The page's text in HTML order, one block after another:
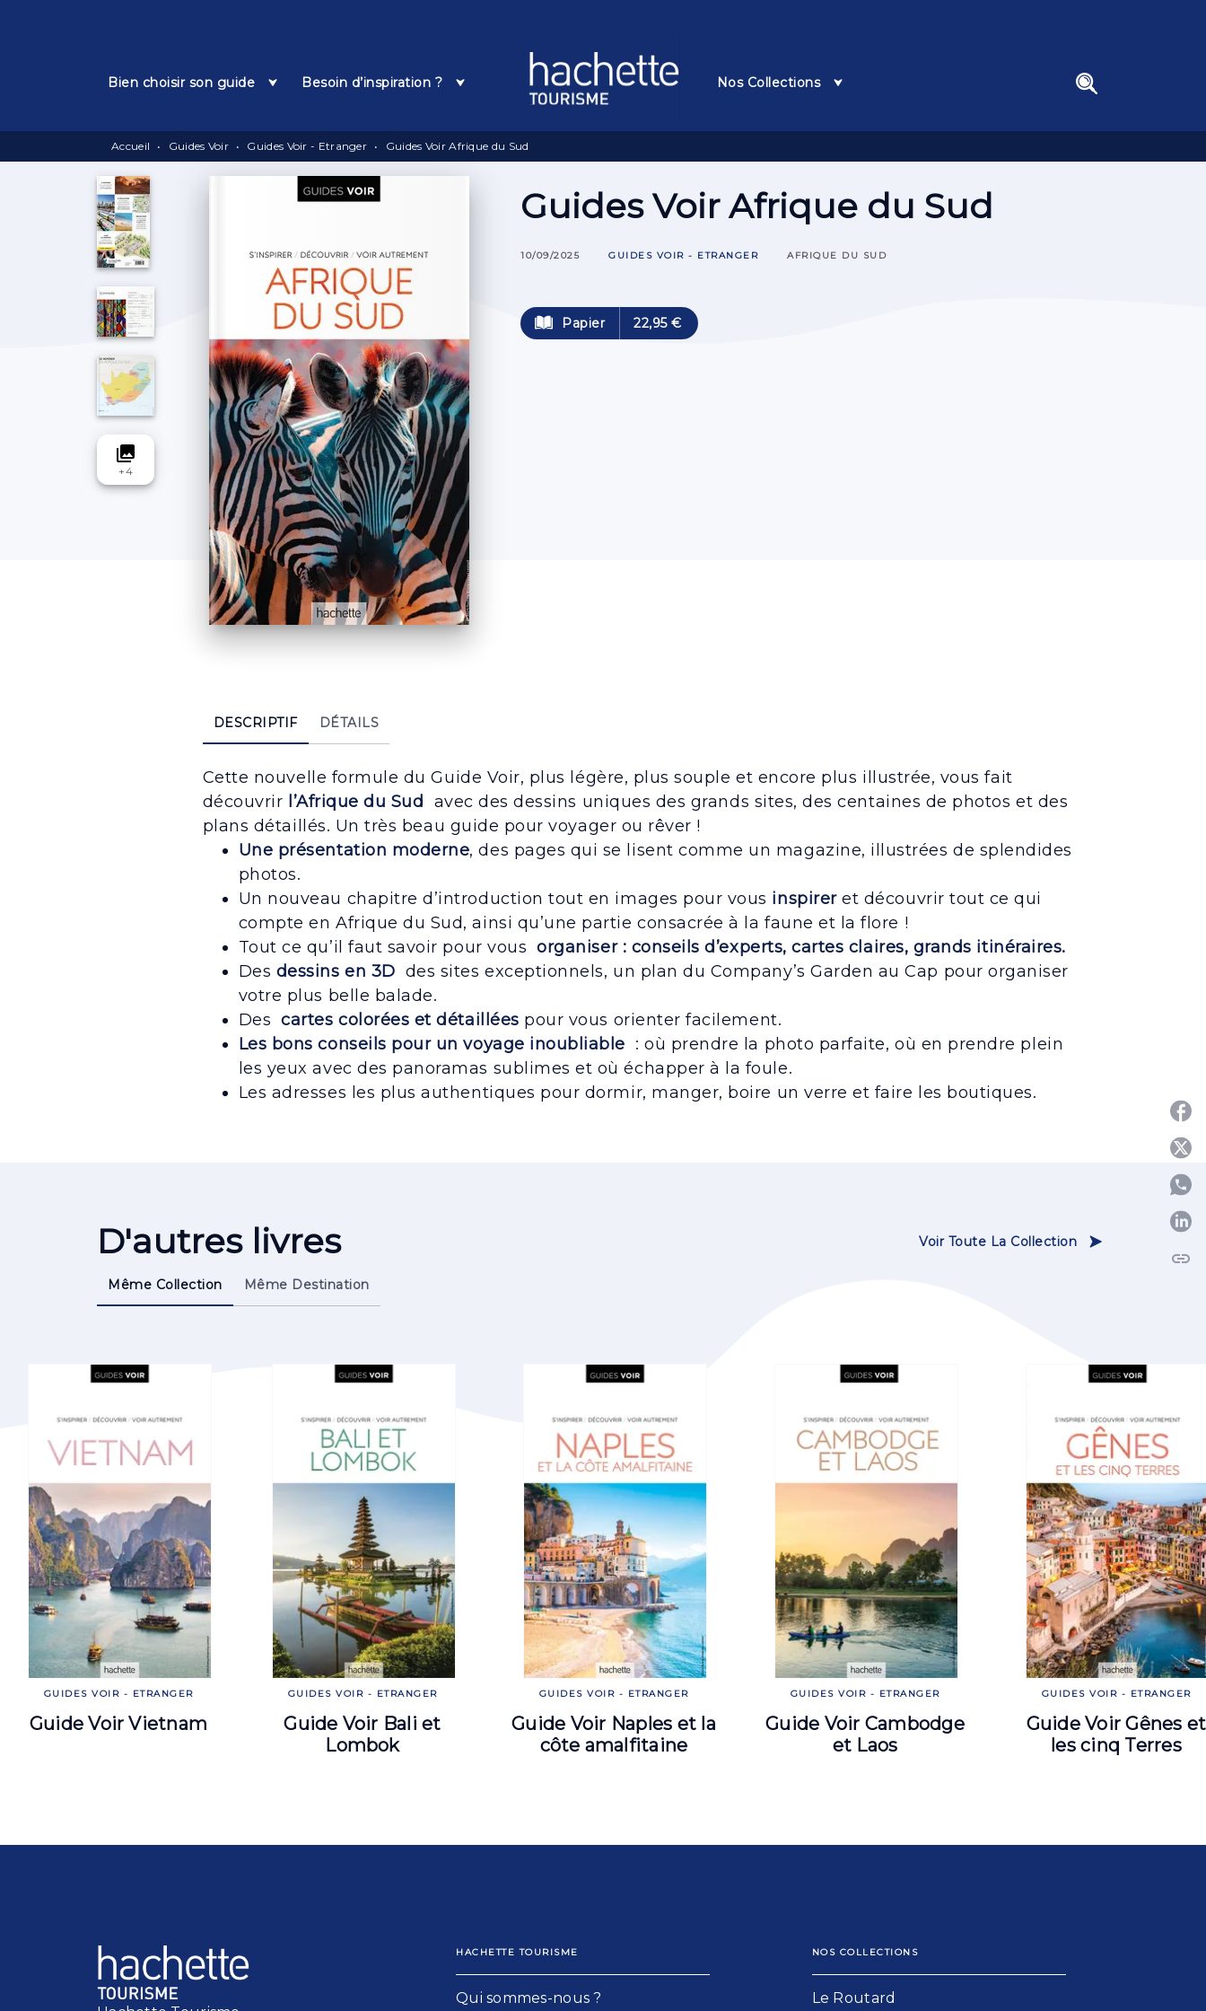
Bien choisir son guide Besoin d’inspiration ? Nos Collections search
Accueil • Guides Voir • Guides Voir - Etranger • Guides Voir Afrique du Sud
Guides Voir Afrique du Sud
10/09/2025 GUIDES VOIR - ETRANGER AFRIQUE DU SUD
Papier 22,95 €
collections
+4
DESCRIPTIF DÉTAILS
Cette nouvelle formule du Guide Voir, plus légère, plus souple et encore plus illustrée, vous fait
découvrir l’Afrique du Sud avec des dessins uniques des grands sites, des centaines de photos et des
plans détaillés. Un très beau guide pour voyager ou rêver !
Une présentation moderne, des pages qui se lisent comme un magazine, illustrées de splendides
photos.
Un nouveau chapitre d’introduction tout en images pour vous inspireret découvrir tout ce qui
compte en Afrique du Sud, ainsi qu’une partie consacrée à la faune et la flore !
Tout ce qu’il faut savoir pour vousorganiser : conseils d’experts, cartes claires, grands itinéraires.
Des dessins en 3D des sites exceptionnels, un plan du Company’s Garden au Cap pour organiser
votre plus belle balade.
Descartes colorées et détaillées pour vous orienter facilement.
Les bons conseils pour un voyage inoubliable : où prendre la photo parfaite, où en prendre plein
les yeux avec des panoramas sublimes et où échapper à la foule.
Les adresses les plus authentiques pour dormir, manger, boire un verre et faire les boutiques.
D'autres livres Voir Toute La Collection
Même Collection Même Destination
GUIDES VOIR - ETRANGER
Guide Voir Vietnam
GUIDES VOIR - ETRANGER
Guide Voir Bali et
Lombok
GUIDES VOIR - ETRANGER
Guide Voir Naples et la
côte amalfitaine
GUIDES VOIR - ETRANGER
Guide Voir Cambodge
et Laos
GUIDES VOIR - ETRANGER
Guide Voir Gênes et
les cinq Terres
link
HACHETTE TOURISME
Qui sommes-nous ?
NOS COLLECTIONS
Le Routard​